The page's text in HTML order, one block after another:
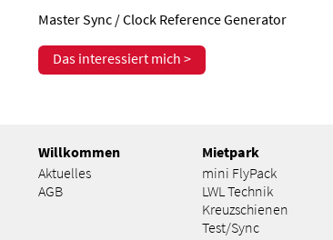
Master Sync / Clock Reference Generator
Das interessiert mich >
Willkommen
Aktuelles
AGB
Mietpark
mini FlyPack
LWL Technik
Kreuzschienen
Test/Sync